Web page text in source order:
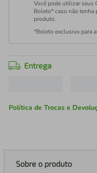
Você pode utilizar seus
Boleto* caso não tenha
produto.
*Boleto exclusivo para
Entrega
Política de Trocas e
Sobre o produto